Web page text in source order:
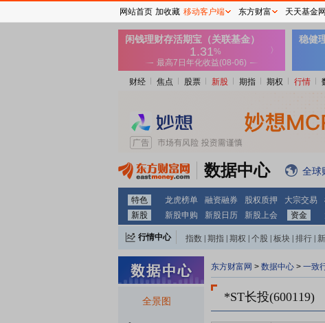
财经 焦点 股票 新股 期指 期权 行情
数据中心 全球
特色 龙虎榜单 融资融券 股权质押 大宗交易
新股
新股申购 新股日历 新股上会 资金
行情中心 指数 期指 期权 个股 板块 排行
全景图
东方财富网 > 数据中心 > 一致
*ST长投(600119)
网站首页 加收藏 移动客户端 东方财富 天天基金网